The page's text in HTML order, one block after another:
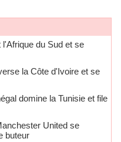
du Sud et se
la Côte d'Ivoire et se
domine la Tunisie et file
United se
buteur